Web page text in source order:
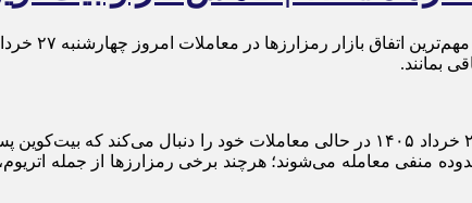
بمانند.
منفی معامله می‌شوند؛ هرچند برخی رمزارزها از جمله اتریوم،